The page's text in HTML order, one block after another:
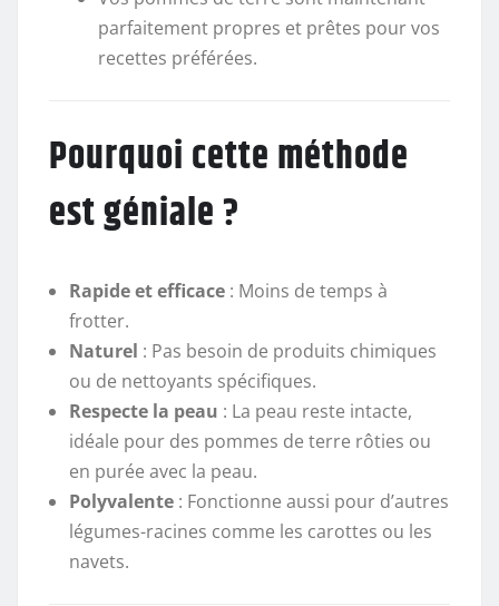
parfaitement propres et prêtes pour vos
recettes préférées.
Pourquoi cette méthode
est géniale ?
Rapide et efficace : Moins de temps à
frotter.
Naturel : Pas besoin de produits chimiques
ou de nettoyants spécifiques.
Respecte la peau : La peau reste intacte,
idéale pour des pommes de terre rôties ou
en purée avec la peau.
Polyvalente : Fonctionne aussi pour d’autres
légumes-racines comme les carottes ou les
navets.